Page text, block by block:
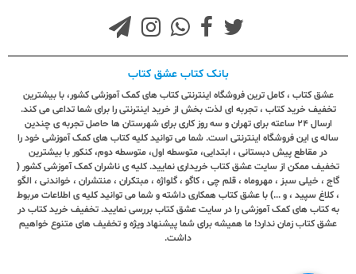
بانک کتاب عشق کتاب
عشق کتاب ، کامل ترین فروشگاه اینترنتی کتاب های کمک آموزشی کشور، با بیشترین
تخفیف خرید کتاب ، تجربه ای لذت بخش از خرید اینترنتی را برای شما تداعی می کند.
ارسال ٢٤ ساعته برای تهران و سه روز کاری برای شهرستان ها حاصل تجربه ی چندین
ساله ی این فروشگاه اینترنتی است. شما می توانید کلیه کتاب های کمک آموزشی خود را
در مقاطع پیش دبستانی ، ابتدایی، متوسطه اول، متوسطه دوم، کنکور با بیشترین
تخفیف ممکن از سایت عشق کتاب خریداری نمایید. کلیه ی ناشران کمک آموزشی کشور (
گاج ، خیلی سبز ، مهروماه ، قلم چی ، کاگو ، گلواژه ، مبتکران ، منتشران ، خواندنی ، الگو
، کلاغ سپید ، و ...) با عشق کتاب همکاری داشته و شما می توانید کلیه ی اطلاعات مربوط
به کتاب های کمک آموزشی را در سایت عشق کتاب بررسی نمایید. تخفیف خرید کتاب در
عشق کتاب زمان ندارد! ما همیشه برای شما پیشنهاد ویژه و تخفیف های متنوع خواهیم
داشت.